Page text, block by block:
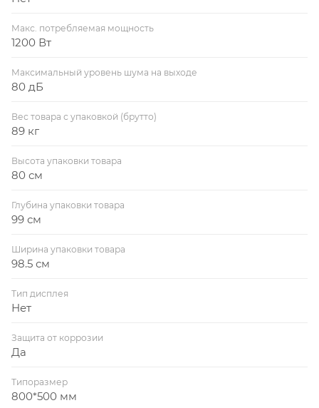
Макс. потребляемая мощность
1200 Вт
Максимальный уровень шума на выходе
80 дБ
Вес товара с упаковкой (брутто)
89 кг
Высота упаковки товара
80 см
Глубина упаковки товара
99 см
Ширина упаковки товара
98.5 см
Тип дисплея
Нет
Защита от коррозии
Да
Типоразмер
800*500 мм